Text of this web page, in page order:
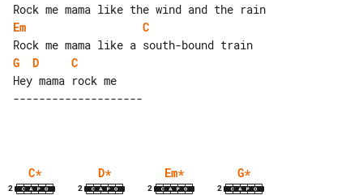
Em
C
G
D
C
C*
2
D*
2
Em*
2
G*
2